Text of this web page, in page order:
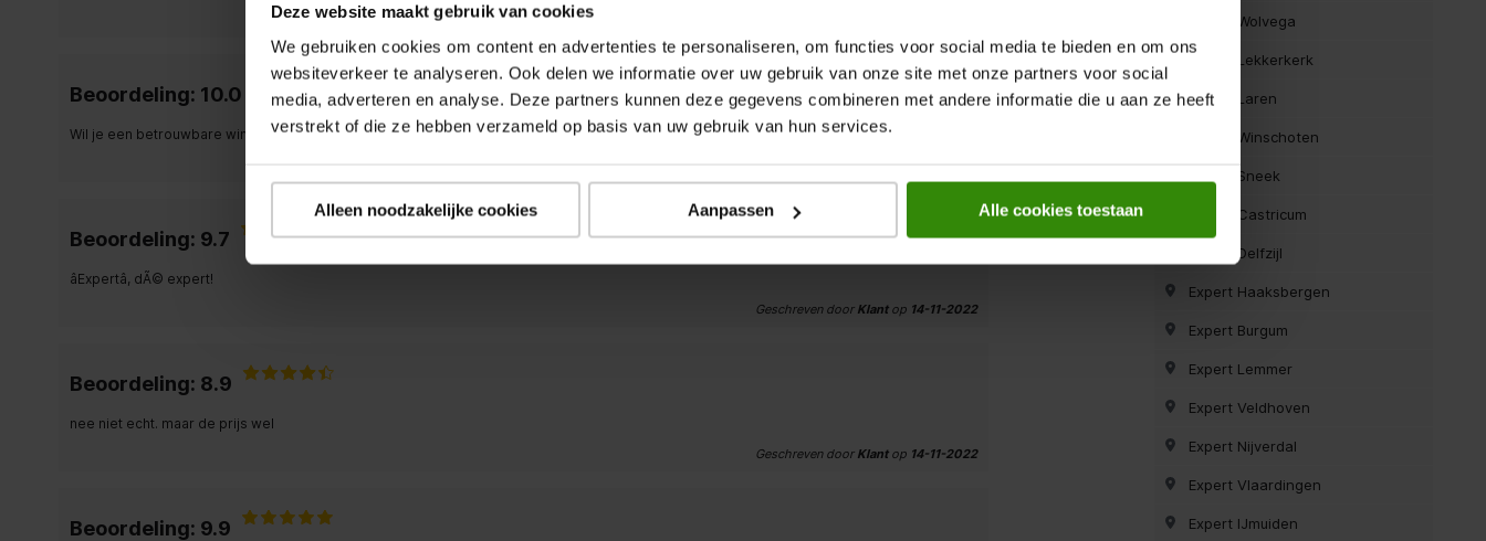
Deze website maakt gebruik van cookies
We gebruiken cookies om content en advertenties te personaliseren, om functies voor social media te bieden en om ons
websiteverkeer te analyseren. Ook delen we informatie over uw gebruik van onze site met onze partners voor social
media, adverteren en analyse. Deze partners kunnen deze gegevens combineren met andere informatie die u aan ze heeft
verstrekt of die ze hebben verzameld op basis van uw gebruik van hun services.
Alleen noodzakelijke cookies Aanpassen Alle cookies toestaan
Beoordeling: 10.0
Wil je een betrouwbare winkel met goede service? Ga dan naar Expert.
Geschreven doorKlant Van Dijkop21-11-2022
Beoordeling: 9.7
âExpertâ, dÃ© expert!
Geschreven door Klantop 14-11-2022
Beoordeling: 8.9
nee niet echt. maar de prijs wel
Geschreven door Klantop 14-11-2022
Beoordeling: 9.9
Expert Wolvega
Expert Lekkerkerk
Expert Laren
Expert Winschoten
Expert Sneek
Expert Castricum
Expert Delfzijl
Expert Haaksbergen
Expert Burgum
Expert Lemmer
Expert Veldhoven
Expert Nijverdal
Expert Vlaardingen
Expert IJmuiden